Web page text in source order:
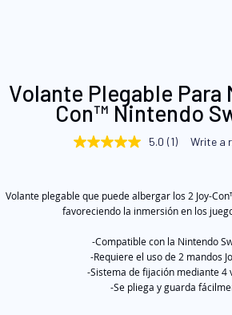
al
comienzo
de
imágenes
Volante Plegable Para
Con™ Nintendo
5.0
stars,
average
value.
Read
Review.
5.0 (1) Write a
Volante plegable que puede albergar los 2 Joy-
favoreciendo la inmersión en los
-Compatible con la Nintendo
-Requiere el uso de 2 mandos
-Sistema de fijación mediante 4
-Se pliega y guarda